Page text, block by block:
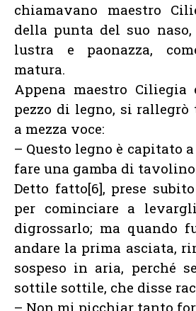
chiamavano maestro
della punta del suo naso,
lustra e paonazza,
matura.
Appena maestro Ciliegia
pezzo di legno, si rallegrò
a mezza voce:
– Questo legno è capitato
fare una gamba di
Detto fatto[6], prese
per cominciare a
digrossarlo; ma quando
andare la prima asciata,
sospeso in aria, perché
sottile sottile, che disse
– Non mi picchiar tanto